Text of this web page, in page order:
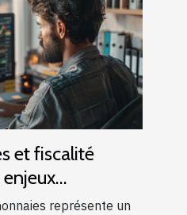
et fiscalité
lesreprésente un